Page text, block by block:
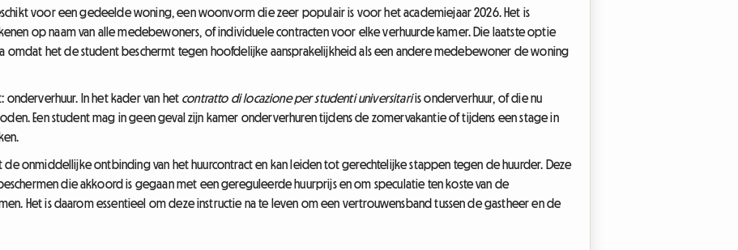
voor een gedeelde woning, een woonvorm die zeer populair is voor het academiejaar 2026. Het is
op naam van alle medebewoners, of individuele contracten voor elke verhuurde kamer. Die laatste optie
omdat het de student beschermt tegen hoofdelijke aansprakelijkheid als een andere medebewoner de woning
onderverhuur. In het kader van het contratto di locazione per studenti universitariis onderverhuur, of die nu
Een student mag in geen geval zijn kamer onderverhuren tijdens de zomervakantie of tijdens een stage in
de onmiddellijke ontbinding van het huurcontract en kan leiden tot gerechtelijke stappen tegen de huurder. Deze
die akkoord is gegaan met een gereguleerde huurprijs en om speculatie ten koste van de
Het is daarom essentieel om deze instructie na te leven om een vertrouwensband tussen de gastheer en de